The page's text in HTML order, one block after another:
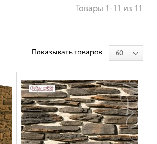
Товары 1-11 из 11
Показывать товаров 60